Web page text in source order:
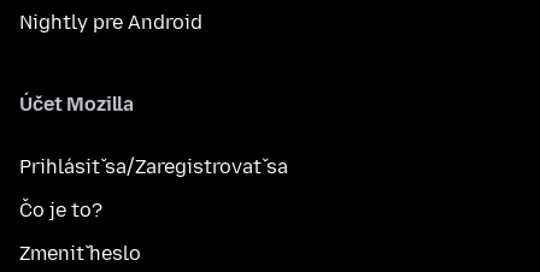
Nightly pre Android
Účet Mozilla
Prihlásiť sa/Zaregistrovať sa
Čo je to?
Zmeniť heslo